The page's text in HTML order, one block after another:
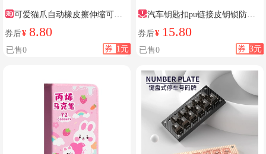
可爱猫爪自动橡皮擦伸缩可推
拉式卡通学生用橡皮少屑梦幻果
券后¥ 8.80
券 1元
已售0
汽车钥匙扣pu链接皮钥锁防丢
高端
券后¥ 15.80
券 3元
已售0